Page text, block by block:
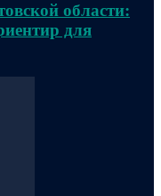
области:
для